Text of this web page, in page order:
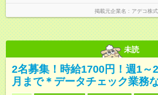
掲載元企業名 アデコ株
未読
2名募集！時給1700円！週1～
月まで＊データチェック業務